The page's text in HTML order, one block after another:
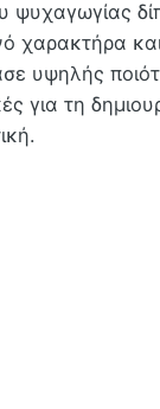
ψυχαγωγίας
χαρακτήρα
υψηλής
για τη